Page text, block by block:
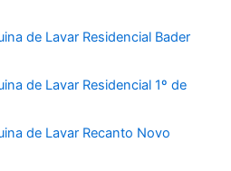
de Lavar Residencial Bader
de Lavar Residencial 1º de
de Lavar Recanto Novo